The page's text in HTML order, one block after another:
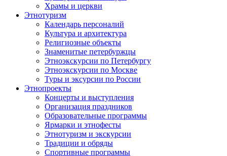
Храмы и церкви
Этнотуризм
Календарь персоналий
Культура и архитектура
Религиозные объекты
Знаменитые петербуржцы
Этноэкскурсии по Петербургу
Этноэкскурсии по Москве
Туры и эксурсии по России
Этнопроекты
Концерты и выступления
Организация праздников
Образовательные программы
Ярмарки и этнофесты
Этнотуризм и экскурсии
Традиции и обряды
Спортивные программы